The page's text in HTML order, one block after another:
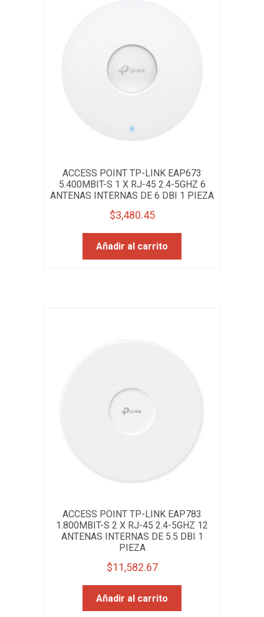
ACCESS POINT TP-LINK EAP673
5.400MBIT-S 1 X RJ-45 2.4-5GHZ 6
ANTENAS INTERNAS DE 6 DBI 1 PIEZA
$3,480.45
Añadir al carrito
ACCESS POINT TP-LINK EAP783
1.800MBIT-S 2 X RJ-45 2.4-5GHZ 12
ANTENAS INTERNAS DE 5.5 DBI 1
PIEZA
$11,582.67
Añadir al carrito